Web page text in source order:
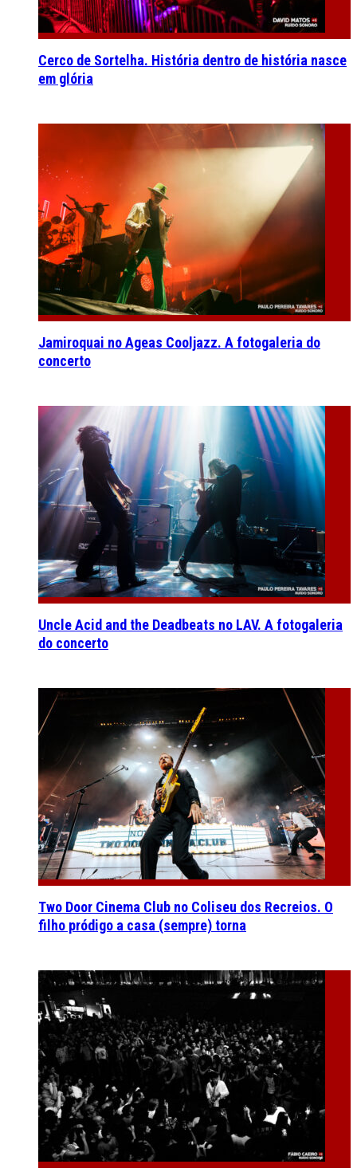
Cerco de Sortelha. História dentro de história nasce
em glória
Jamiroquai no Ageas Cooljazz. A fotogaleria do
concerto
Uncle Acid and the Deadbeats no LAV. A fotogaleria
do concerto
Two Door Cinema Club no Coliseu dos Recreios. O
filho pródigo a casa (sempre) torna